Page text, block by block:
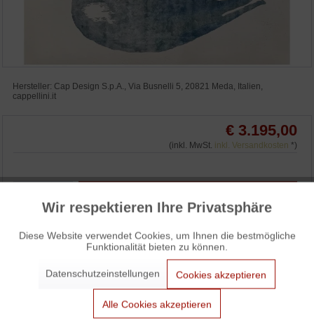
Hersteller: Cap Design S.p.A., Via Busnelli 5, 20821 Meda, Italien,
cappellini.it
€ 3.195,00
(inkl. MwSt. inkl. Versandkosten *)
3% Skonto bei Vorkasse: € 3.099,15
Cappellini Bhuri Teppich blue / Bhuri Rug blue von Satyendra
Funktionale Aktiv
Aktiv
Aktiv
Wir respektieren Ihre Privatsphäre
Diese Website verwendet Cookies, um Ihnen die bestmögliche
Funktionalität bieten zu können.
Datenschutzeinstellungen Cookies akzeptieren
Alle Cookies akzeptieren